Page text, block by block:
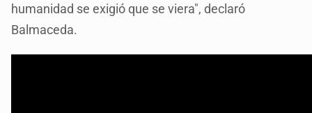
humanidad se exigió que se viera", declaró
Balmaceda.